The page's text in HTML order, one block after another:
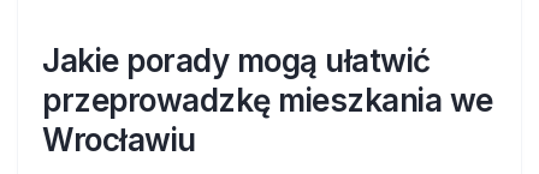
Jakie porady mogą ułatwić
przeprowadzkę mieszkania we
Wrocławiu